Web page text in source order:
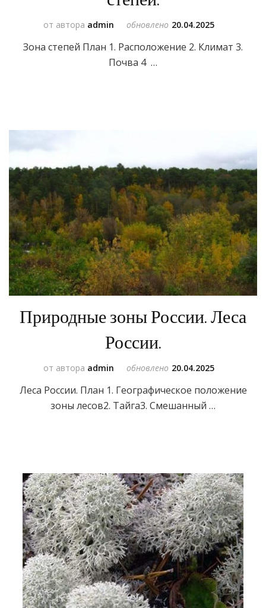
от автора admin обновлено 20.04.2025
Зона степей План 1. Расположение 2. Климат 3.
Почва 4 …
Природные зоны России. Леса
России.
от автора admin обновлено 20.04.2025
Леса России. План 1. Географическое положение
зоны лесов2. Тайга3. Смешанный …